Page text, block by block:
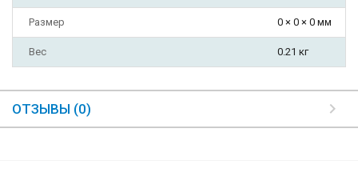
Размер 0 × 0 × 0 мм
Вес 0.21 кг
ОТЗЫВЫ (0)